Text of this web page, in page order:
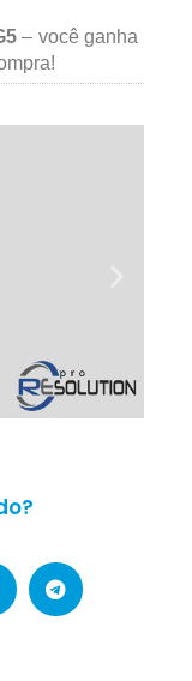
– você ganha